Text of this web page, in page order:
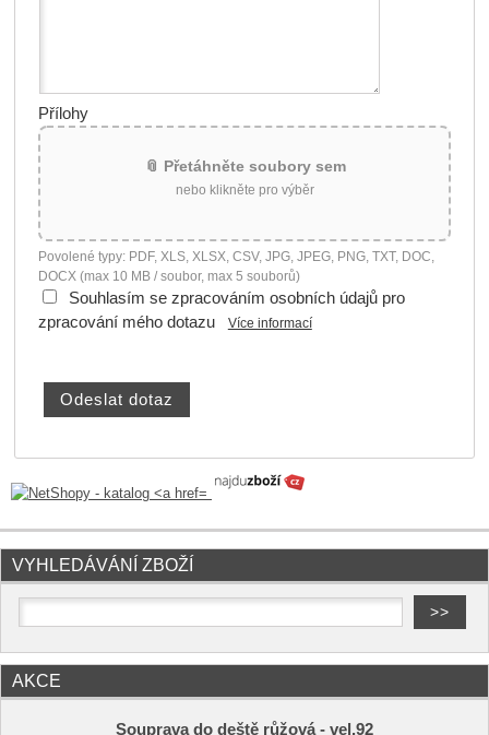
Přílohy
📎 Přetáhněte soubory sem
nebo klikněte pro výběr
Povolené typy: PDF, XLS, XLSX, CSV, JPG, JPEG, PNG, TXT, DOC,
DOCX (max 10 MB / soubor, max 5 souborů)
Souhlasím se zpracováním osobních údajů pro
zpracování mého dotazu
Více informací
VYHLEDÁVÁNÍ ZBOŽÍ
AKCE
Souprava do deště růžová - vel.92